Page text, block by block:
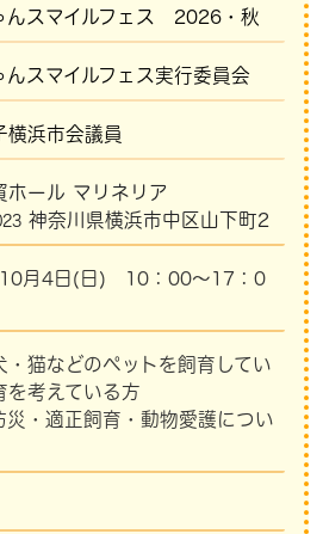
スマイルフェス 2026・秋
んスマイルフェス実行委員会
横浜市会議員
ル マリネリア
神奈川県横浜市中区山下町2
月4日(日) 10：00〜17：0
猫などのペットを飼育してい
を考えている方
正飼育・動物愛護につい